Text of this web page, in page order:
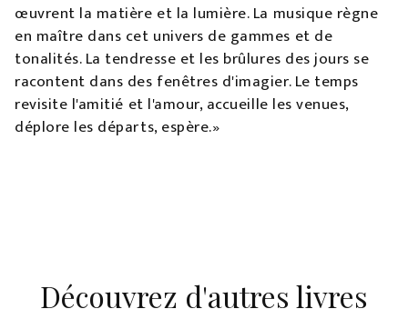
œuvrent la matière et la lumière. La musique règne
en maître dans cet univers de gammes et de
tonalités. La tendresse et les brûlures des jours se
racontent dans des fenêtres d'imagier. Le temps
revisite l'amitié et l'amour, accueille les venues,
déplore les départs, espère.»
Découvrez d'autres livres